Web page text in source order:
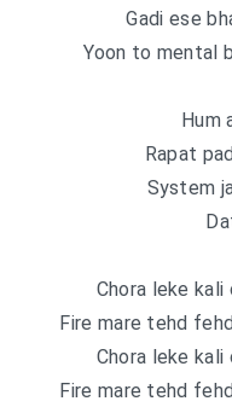
Gadi ese
Yoon to mental
Hum
Rapat
System
Chora leke
Fire mare tehd
Chora leke
Fire mare tehd